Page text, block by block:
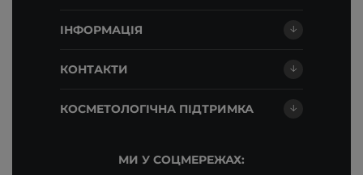
ІНФОРМАЦІЯ
КОНТАКТИ
КОСМЕТОЛОГІЧНА ПІДТРИМКА
МИ У СОЦМЕРЕЖАХ: